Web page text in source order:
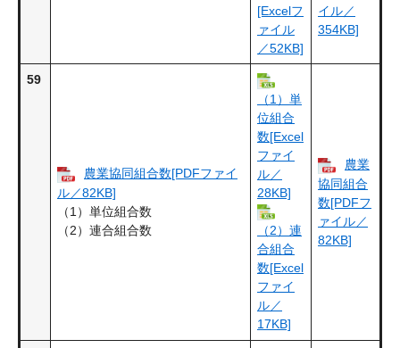
[Excelフ
ァイル
／52KB]
イル／
354KB]
59
農業協同組合数[PDFファイ
ル／82KB]
（1）単位組合数
（2）連合組合数
（1）単
位組合
数[Excel
ファイ
ル／
28KB]
（2）連
合組合
数[Excel
ファイ
ル／
17KB]
農業
協同組合
数[PDFフ
ァイル／
82KB]